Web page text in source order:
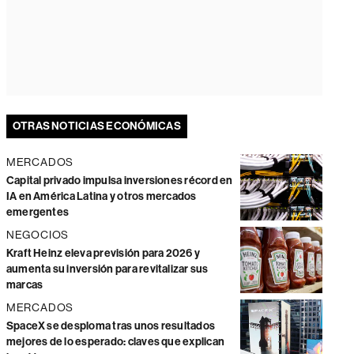
OTRAS NOTICIAS ECONÓMICAS
MERCADOS
Capital privado impulsa inversiones récord en
IA en América Latina y otros mercados
emergentes
NEGOCIOS
Kraft Heinz eleva previsión para 2026 y
aumenta su inversión para revitalizar sus
marcas
MERCADOS
SpaceX se desploma tras unos resultados
mejores de lo esperado: claves que explican